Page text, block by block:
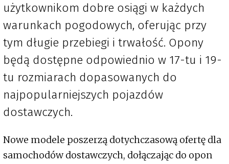
użytkownikom dobre osiągi w każdych
warunkach pogodowych, oferując przy
tym długie przebiegi i trwałość. Opony
będą dostępne odpowiednio w 17-tu i 19-
tu rozmiarach dopasowanych do
najpopularniejszych pojazdów
dostawczych.
Nowe modele poszerzą dotychczasową ofertę dla
samochodów dostawczych, dołączając do opon